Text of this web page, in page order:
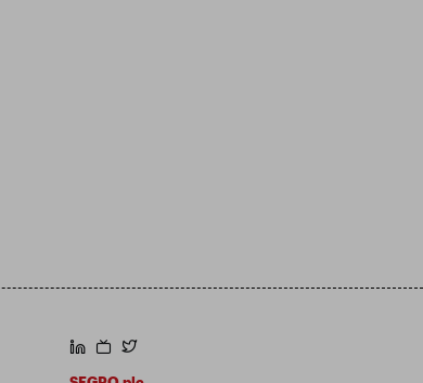
https://www.linkedin.com/
https://www.youtube.com/
https://twitter.com/segroplc